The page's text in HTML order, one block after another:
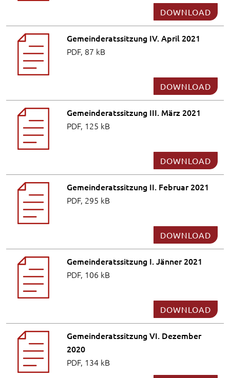
DOWNLOAD
Gemeinderatssitzung IV. April 2021
PDF, 87 kB
DOWNLOAD
Gemeinderatssitzung III. März 2021
PDF, 125 kB
DOWNLOAD
Gemeinderatssitzung II. Februar 2021
PDF, 295 kB
DOWNLOAD
Gemeinderatssitzung I. Jänner 2021
PDF, 106 kB
DOWNLOAD
Gemeinderatssitzung VI. Dezember
2020
PDF, 134 kB